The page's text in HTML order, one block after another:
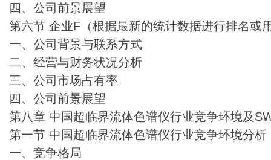
四、公司前景展望
第六节 企业F（根据最新的统计数据进行排名或
一、公司背景与联系方式
二、经营与财务状况分析
三、公司市场占有率
四、公司前景展望
第八章 中国超临界流体色谱仪行业竞争环境及
第一节 中国超临界流体色谱仪行业竞争环境分析
一、竞争格局